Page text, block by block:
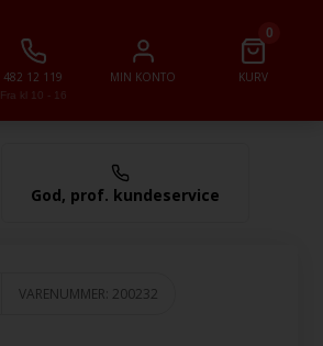
Fra kl 10 - 16
482 12 119 MIN KONTO
0
KURV
God, prof. kundeservice
VARENUMMER: 200232